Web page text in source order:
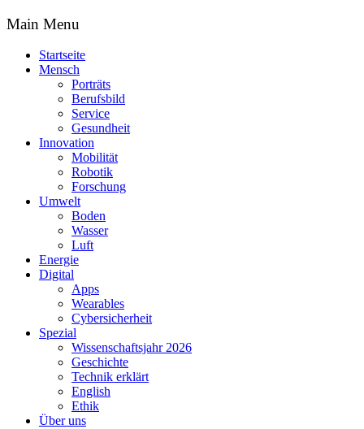
Main Menu
Startseite
Mensch
Porträts
Berufsbild
Service
Gesundheit
Innovation
Mobilität
Robotik
Forschung
Umwelt
Boden
Wasser
Luft
Energie
Digital
Apps
Wearables
Cybersicherheit
Spezial
Wissenschaftsjahr 2026
Geschichte
Technik erklärt
English
Ethik
Über uns